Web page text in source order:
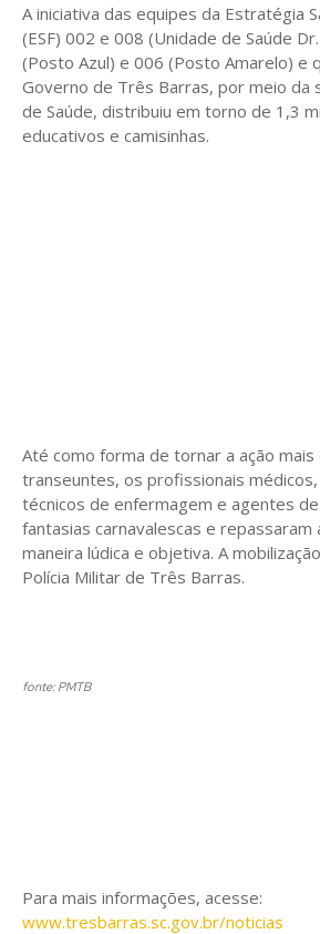
A iniciativa das equipes da Estratégia
(ESF) 002 e 008 (Unidade de Saúde
(Posto Azul) e 006 (Posto Amarelo) e
Governo de Três Barras, por meio da
de Saúde, distribuiu em torno de 1,3
educativos e camisinhas.
Até como forma de tornar a ação
transeuntes, os profissionais
técnicos de enfermagem e agentes
fantasias carnavalescas e
maneira lúdica e objetiva. A
Polícia Militar de Três Barras.
fonte: PMTB
Para mais informações, acesse:
www.tresbarras.sc.gov.br/noticias